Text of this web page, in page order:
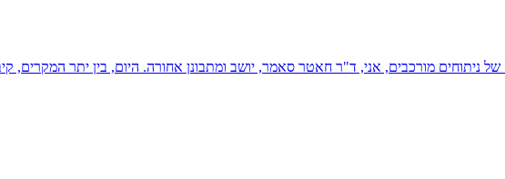
מורכבים, אני, ד"ר חאטר סאמר, יושב ומתבונן אחורה. היום, בין יתר המקרים,